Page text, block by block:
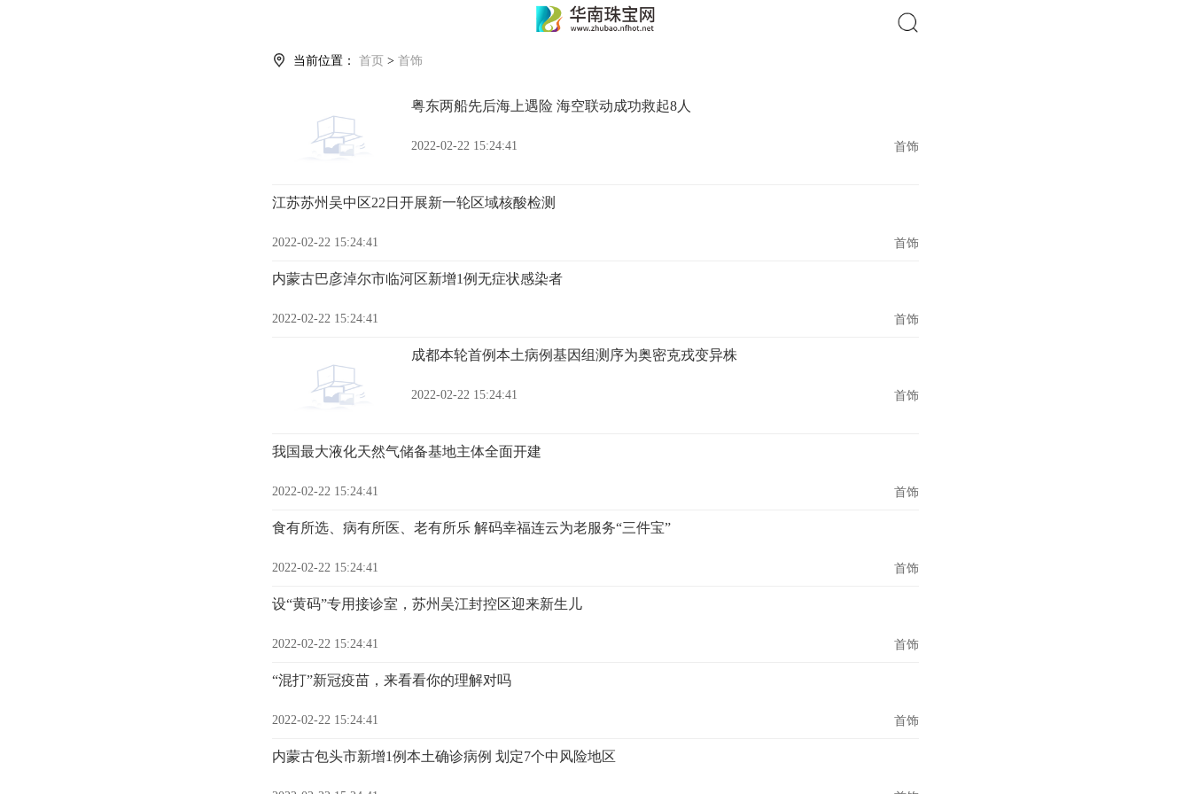
当前位置： 首页 > 首饰
粤东两船先后海上遇险 海空联动成功救起8人
2022-02-22 15:24:41 首饰
江苏苏州吴中区22日开展新一轮区域核酸检测
2022-02-22 15:24:41 首饰
内蒙古巴彦淖尔市临河区新增1例无症状感染者
2022-02-22 15:24:41 首饰
成都本轮首例本土病例基因组测序为奥密克戎变异株
2022-02-22 15:24:41 首饰
我国最大液化天然气储备基地主体全面开建
2022-02-22 15:24:41 首饰
食有所选、病有所医、老有所乐 解码幸福连云为老服务“三件宝”
2022-02-22 15:24:41 首饰
设“黄码”专用接诊室，苏州吴江封控区迎来新生儿
2022-02-22 15:24:41 首饰
“混打”新冠疫苗，来看看你的理解对吗
2022-02-22 15:24:41 首饰
内蒙古包头市新增1例本土确诊病例 划定7个中风险地区